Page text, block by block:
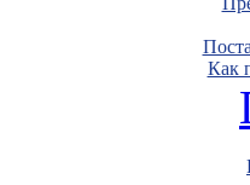
Как